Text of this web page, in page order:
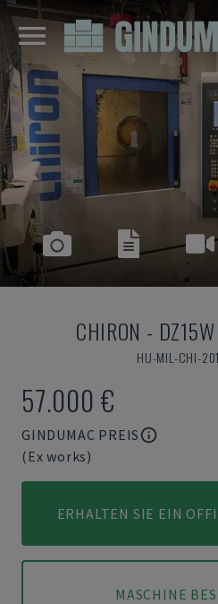
CHIRON -
HU-MIL-CHI-
57.000 €
GINDUMAC PREIS
(Ex works)
ERHALTEN SIE EIN
MASCHINE